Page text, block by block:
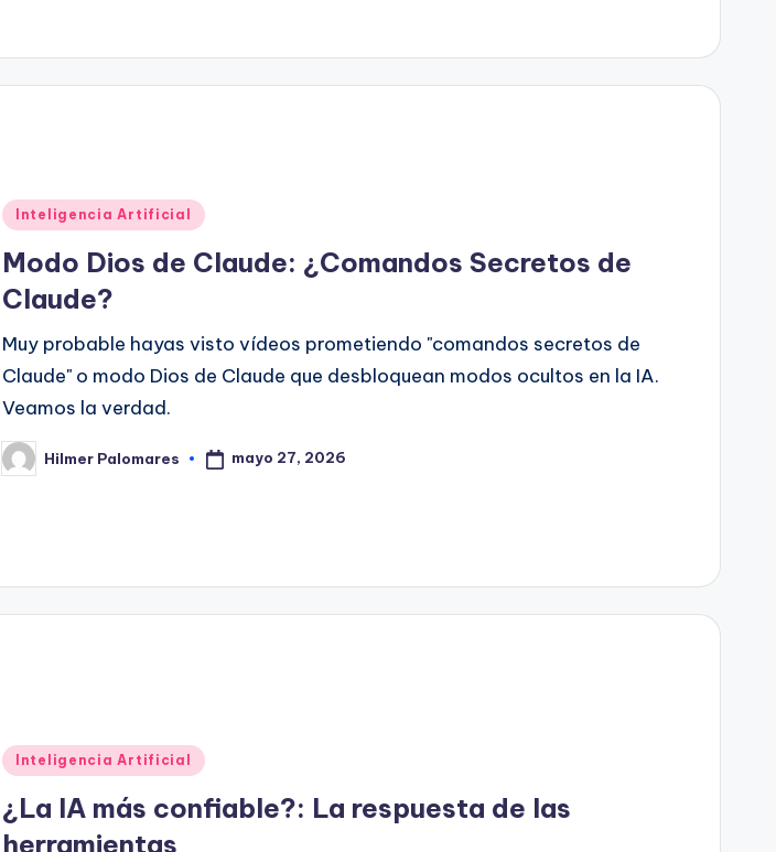
Publicado
Inteligencia Artificial
Modo Dios de Claude: ¿Comandos Secretos de
Claude?
Muy probable hayas visto vídeos prometiendo "comandos secretos de
Claude" o modo Dios de Claude que desbloquean modos ocultos en la IA.
Veamos la verdad.
Publicado
por
Hilmer Palomares mayo 27, 2026
Publicado
Inteligencia Artificial
¿La IA más confiable?: La respuesta de las
herramientas